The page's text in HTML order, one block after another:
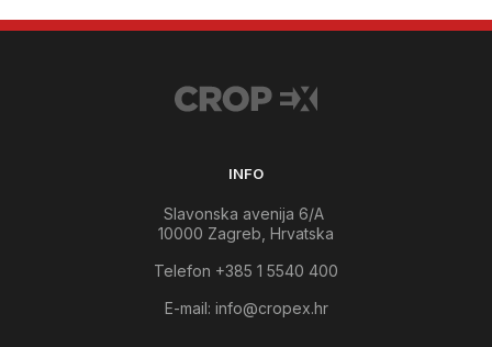
INFO
Slavonska avenija 6/A
10000 Zagreb, Hrvatska
Telefon +385 1 5540 400
E-mail: info@cropex.hr